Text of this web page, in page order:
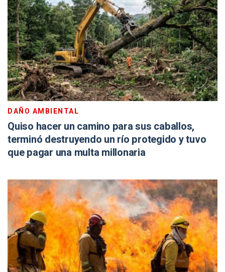
DAÑO AMBIENTAL
Quiso hacer un camino para sus caballos,
terminó destruyendo un río protegido y tuvo
que pagar una multa millonaria